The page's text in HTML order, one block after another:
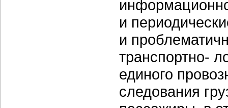
и
и
транспортно-
единого
следования